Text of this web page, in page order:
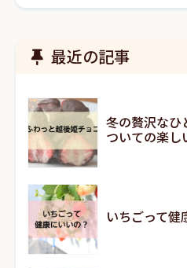
最近の記事
冬の贅沢なひ
ついての楽し
いちごって健